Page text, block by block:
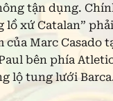
tận dụng.
lồ xứ Catalan”
của Marc Casado
bên phía
lộ tung lưới